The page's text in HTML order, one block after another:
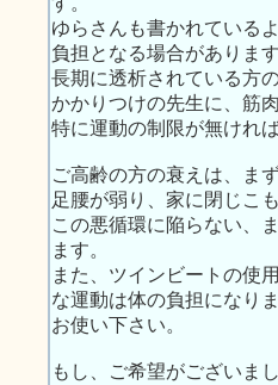
ゆらさんも書かれている
負担となる場合がありま
長期に透析されている方
かかりつけの先生に、筋
特に運動の制限が無けれ
ご高齢の方の衰えは、ま
足腰が弱り、家に閉じこ
この悪循環に陥らない、
ます。
また、ツインビートの使
な運動は体の負担になり
お使い下さい。
もし、ご希望がございま